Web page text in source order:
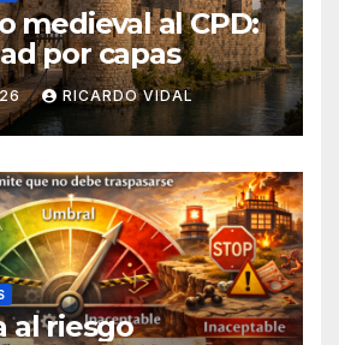
medieval al CPD:
por capas
RICARDO VIDAL
al riesgo